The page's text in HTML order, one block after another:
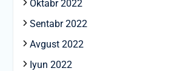
Oktabr 2022
Sentabr 2022
Avgust 2022
Iyun 2022